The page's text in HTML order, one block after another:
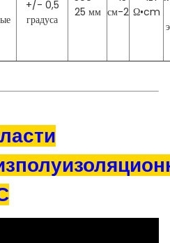
+/- 0,5
градуса
25 мм см-2 Ω•cm